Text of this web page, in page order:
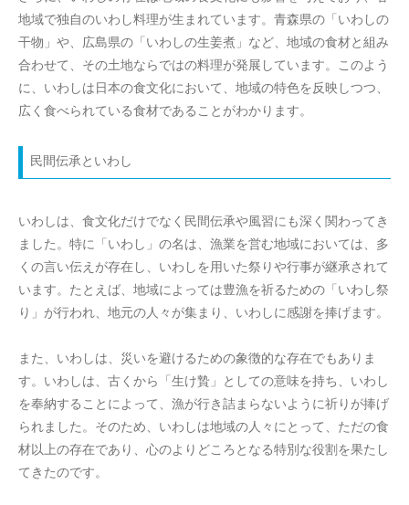
地域で独自のいわし料理が生まれています。青森県の「いわしの
干物」や、広島県の「いわしの生姜煮」など、地域の食材と組み
合わせて、その土地ならではの料理が発展しています。このよう
に、いわしは日本の食文化において、地域の特色を反映しつつ、
広く食べられている食材であることがわかります。
民間伝承といわし
いわしは、食文化だけでなく民間伝承や風習にも深く関わってき
ました。特に「いわし」の名は、漁業を営む地域においては、多
くの言い伝えが存在し、いわしを用いた祭りや行事が継承されて
います。たとえば、地域によっては豊漁を祈るための「いわし祭
り」が行われ、地元の人々が集まり、いわしに感謝を捧げます。
また、いわしは、災いを避けるための象徴的な存在でもありま
す。いわしは、古くから「生け贄」としての意味を持ち、いわし
を奉納することによって、漁が行き詰まらないように祈りが捧げ
られました。そのため、いわしは地域の人々にとって、ただの食
材以上の存在であり、心のよりどころとなる特別な役割を果たし
てきたのです。